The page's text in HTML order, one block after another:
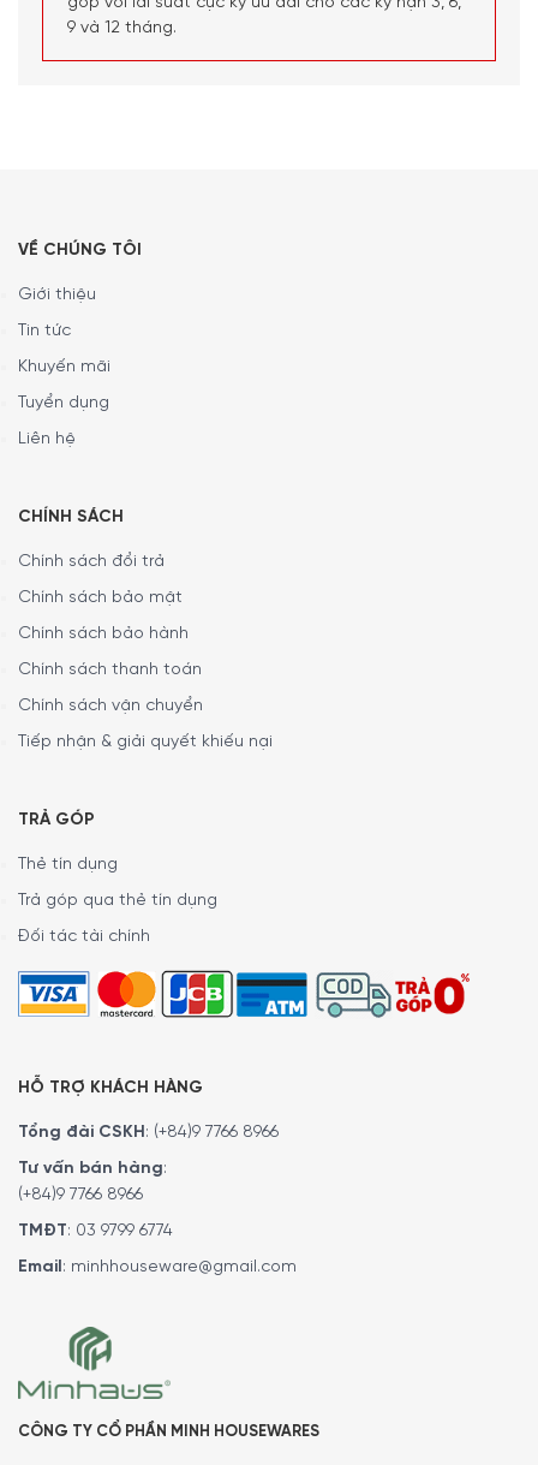
9 và 12 tháng.
VỀ CHÚNG TÔI
Giới thiệu
Tin tức
Khuyến mãi
Tuyển dụng
Liên hệ
CHÍNH SÁCH
Chính sách đổi trả
Chính sách bảo mật
Chính sách bảo hành
Chính sách thanh toán
Chính sách vận chuyển
Tiếp nhận & giải quyết khiếu nại
TRẢ GÓP
Thẻ tín dụng
Trả góp qua thẻ tín dụng
Đối tác tài chính
HỖ TRỢ KHÁCH HÀNG
Tổng đài CSKH: (+84)9 7766 8966
Tư vấn bán hàng:
(+84)9 7766 8966
TMĐT: 03 9799 6774
Email: minhhouseware@gmail.com
CÔNG TY CỔ PHẦN MINH HOUSEWARES